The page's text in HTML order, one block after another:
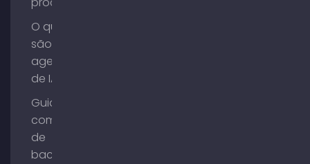
O que
são
agentes
de IA?
Guia de
compra
de
backlinks